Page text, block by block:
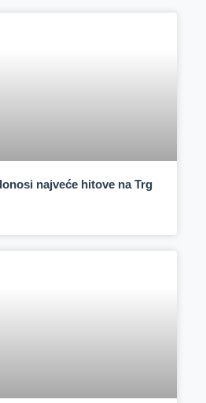
najveće hitove na Trg